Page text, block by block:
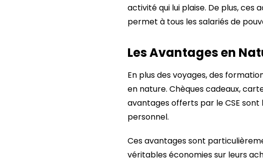
activité qui lui plaise. De plus,
permet à tous les salariés de
Les Avantages en
En plus des voyages, des
en nature. Chèques cadeaux,
avantages offerts par le CSE
personnel.
Ces avantages sont
véritables économies sur leurs